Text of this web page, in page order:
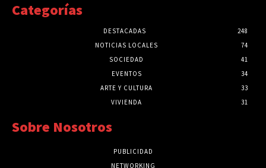
Categorías
DESTACADAS
248
NOTICIAS LOCALES
74
SOCIEDAD
41
EVENTOS
34
ARTE Y CULTURA
33
VIVIENDA
31
Sobre Nosotros
PUBLICIDAD
NETWORKING